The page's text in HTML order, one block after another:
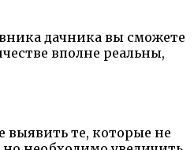
дачника вы сможете
вполне реальны,
выявить те, которые не